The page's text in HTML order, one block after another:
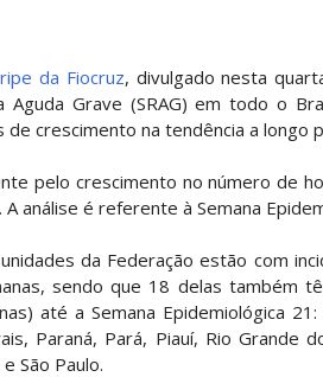
da Fiocruz, divulgado nesta
Aguda Grave (SRAG) em todo o
crescimento na tendência a longo
pelo crescimento no número de
análise é referente à Semana
da Federação estão com
sendo que 18 delas também
até a Semana Epidemiológica 21:
Paraná, Pará, Piauí, Rio Grande
São Paulo.